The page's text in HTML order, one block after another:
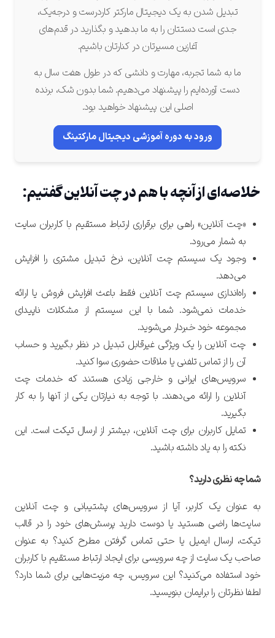
تبدیل شدن به یک دیجیتال مارکتر کاردرست و درجه‌یک،
جدی است دستتان را به ما بدهید و بگذارید در قدم‌های
آغازین مسیرتان در کنارتان باشیم.
ما به شما تجربه، مهارت و دانشی که در طول هفت سال به
دست آورده‌ایم را پیشنهاد می‌دهیم. شما بدون شک، برنده
اصلی این پیشنهاد خواهید بود.
ورود به دوره آموزشی دیجیتال مارکتینگ
خلاصه‌ای از آنچه با هم در چت آنلاین گفتیم:
«چت آنلاین» راهی برای برقراری ارتباط مستقیم با کاربران سایت
به شمار می‌رود.
وجود یک سیستم چت آنلاین، نرخ تبدیل مشتری را افزایش
می‌دهد.
راه‌اندازی سیستم چت آنلاین فقط باعث افزایش فروش یا ارائه
خدمات نمی‌شود. شما با این سیستم از مشکلات ناپیدای
مجموعه خود خبردار می‌شوید.
چت آنلاین را یک ویژگی غیرقابل تبدیل در نظر بگیرید و حساب
آن را از تماس تلفنی یا ملاقات حضوری سوا کنید.
سرویس‌های ایرانی و خارجی زیادی هستند که خدمات چت
آنلاین را ارائه می‌دهند. با توجه به نیازتان یکی از آنها را به کار
بگیرید.
تمایل کاربران برای چت آنلاین، بیشتر از ارسال تیکت است. این
نکته را به یاد داشته باشید.
شما چه نظری دارید؟
به عنوان یک کاربر، آیا از سرویس‌های پشتیبانی و چت آنلاین
سایت‌ها راضی هستید یا دوست دارید پرسش‌های خود را در قالب
تیکت، ارسال ایمیل یا حتی تماس گرفتن مطرح کنید؟ به عنوان
صاحب یک سایت از چه سرویسی برای ایجاد ارتباط مستقیم با کاربران
خود استفاده می‌کنید؟ این سرویس، چه مزیت‌هایی برای شما دارد؟
لطفا نظرتان را برایمان بنویسید.